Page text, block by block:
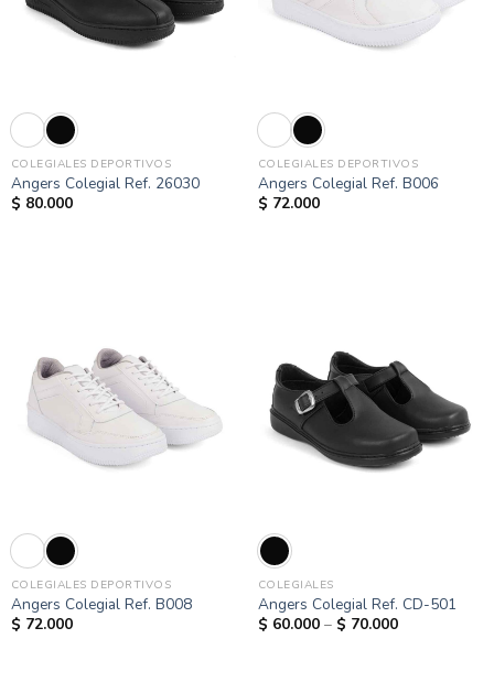
COLEGIALES DEPORTIVOS
Angers Colegial Ref. 26030
$ 80.000
COLEGIALES DEPORTIVOS
Angers Colegial Ref. B006
$ 72.000
COLEGIALES DEPORTIVOS
Angers Colegial Ref. B008
$ 72.000
COLEGIALES
Angers Colegial Ref. CD-501
$ 60.000– $ 70.000